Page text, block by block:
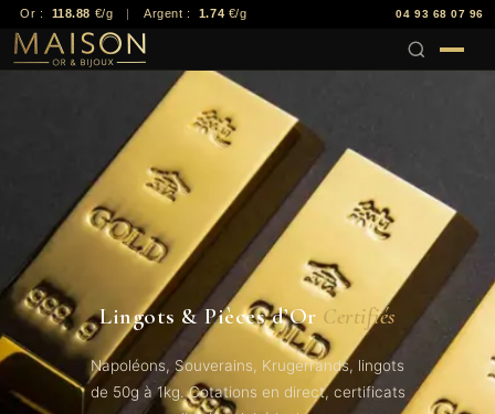
Or : 118.88 €/g | Argent : 1.74 €/g 04 93 68 07 96
Lingots & Pièces d’Or Certifiés
Napoléons, Souverains, Krugerrands, lingots
de 50g à 1kg. Cotations en direct, certificats